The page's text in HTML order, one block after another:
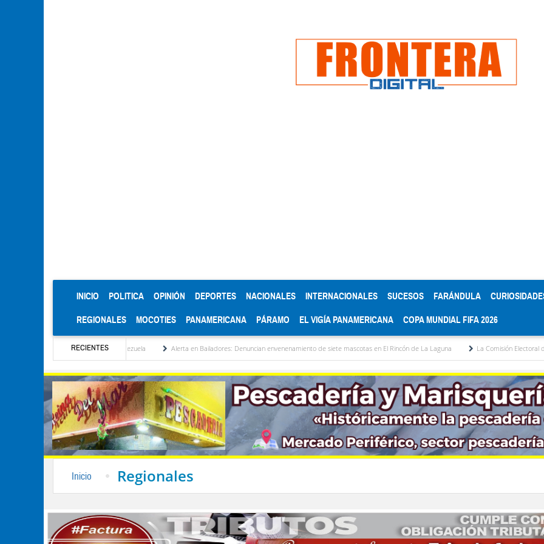
INICIO (CURRENT)
POLITICA OPINIÓN DEPORTES NACIONALES INTERNACIONALES SUCESOS FARÁNDULA
REGIONALES MOCOTIES PANAMERICANA PÁRAMO EL VIGÍA PANAMERICANA COPA MUNDIAL FIFA 2026
RECIENTES
de Venezuela Alerta en Bailadores: Denuncian envenenamiento de siete mascotas en El Rincón de La Laguna La Comisión Electoral del Colegio de
Inicio Regionales